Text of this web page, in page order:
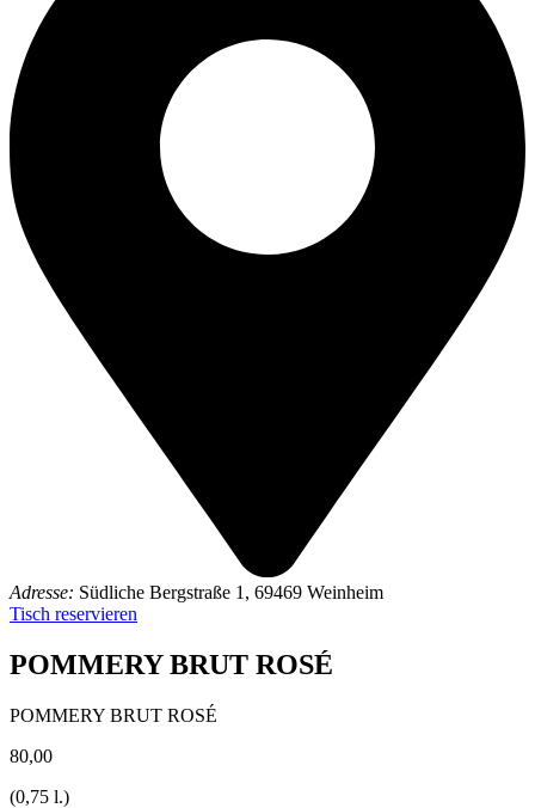
Adresse: Südliche Bergstraße 1, 69469 Weinheim
Tisch reservieren
POMMERY BRUT ROSÉ
POMMERY BRUT ROSÉ
80,00
(0,75 l.)